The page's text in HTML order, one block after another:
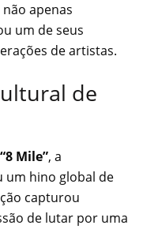
apenas
um de seus
de artistas.
de
“8 Mile”, a
um hino global de
capturou
de lutar por uma